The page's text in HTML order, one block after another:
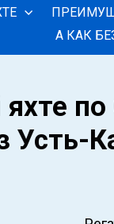
А КАК
по
Усть-